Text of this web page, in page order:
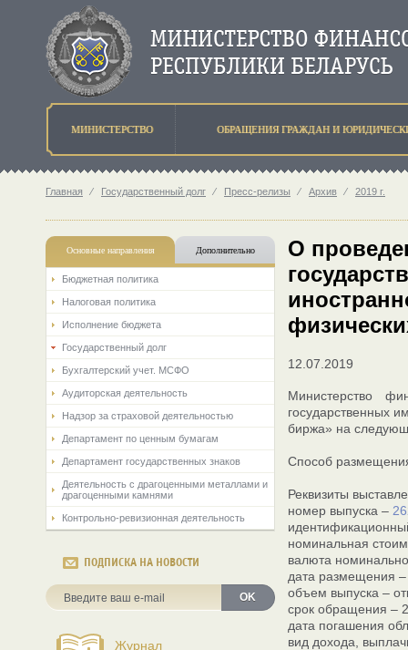
МИНИСТЕРСТВО ОБРАЩЕНИЯ ГРАЖДАН И
Главная ⁄ Государственный долг ⁄ Пресс-релизы ⁄ Архив ⁄ 2019 г.
Основные направления Дополнительно
Бюджетная политика
Налоговая политика
Исполнение бюджета
Государственный долг
Бухгалтерский учет. МСФО
Аудиторская деятельность
Надзор за страховой деятельностью
Департамент по ценным бумагам
Департамент государственных знаков
Деятельность с драгоценными металлами и
драгоценными камнями
Контрольно-ревизионная деятельность
ПОДПИСКА НА НОВОСТИ
OK
Журнал
О
12.07.2019
Министерство
государственных
биржа» на
Способ
Реквизиты
номер выпуска –
номинальная
валюта
дата размещения
объем выпуска –
срок обращения –
дата погашения
вид дохода,